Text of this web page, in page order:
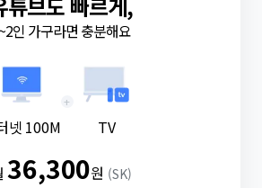
인 가구라면 충분해요
넷 100M
+
TV
36,300원 (SK)